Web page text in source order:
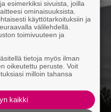
esimerkiksi sivuista, joilla
ominaisuuksista.
käyttötarkoituksiin ja
välilehdellä.
toimivuuteen ja
tietoja myös ilman
oikeutettu peruste. Voit
milloin tahansa
kaikki